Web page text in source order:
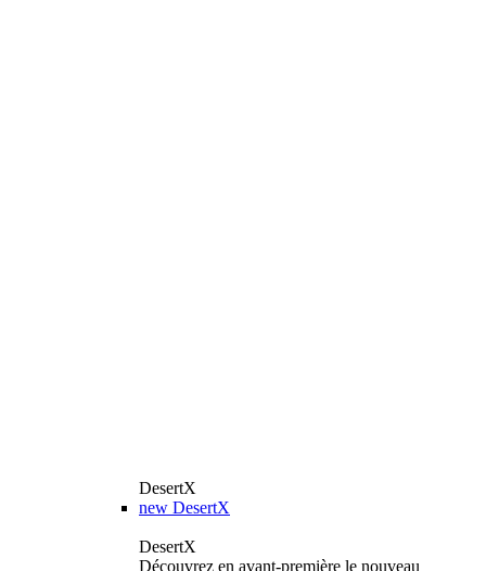
DesertX
new DesertX
DesertX
Découvrez en avant-première le nouveau